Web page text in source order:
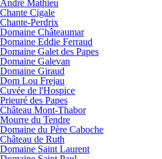
André Mathieu
Chante Cigale
Chante-Perdrix
Domaine Châteaumar
Domaine Eddie Ferraud
Domaine Galet des Papes
Domaine Galevan
Domaine Giraud
Dom Lou Frejau
Cuvée de l'Hospice
Prieuré des Papes
Château Mont-Thabor
Mourre du Tendre
Domaine du Père Caboche
Château de Ruth
Domaine Saint Laurent